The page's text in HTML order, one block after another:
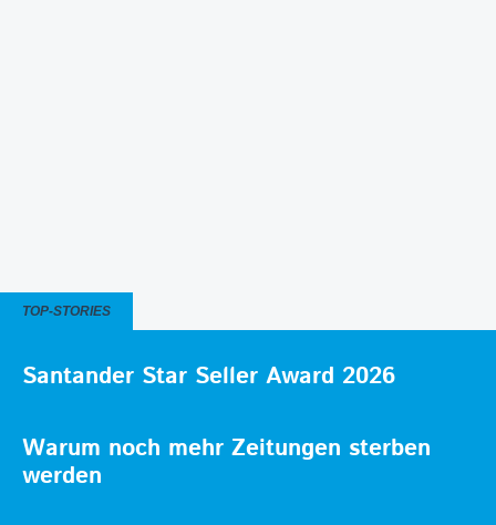
TOP-STORIES
Santander Star Seller Award 2026
Warum noch mehr Zeitungen sterben
werden